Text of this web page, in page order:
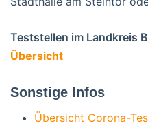
Teststellen im Landkreis
Übersicht
Sonstige Infos
Übersicht Corona-